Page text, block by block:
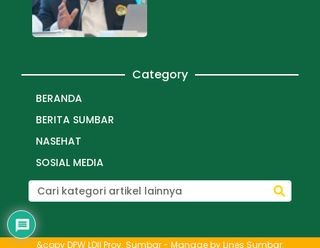
Category
BERANDA
BERITA SUMBAR
NASEHAT
SOSIAL MEDIA
&copy DPW LDII Prov. Sumbar - Manage byLines Sumbar.